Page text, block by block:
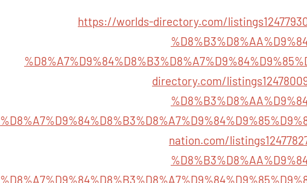
https://worlds-directory.com/
directory.com/
nation.com/